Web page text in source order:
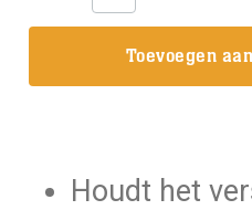
/
Toevoegen
Houdt het